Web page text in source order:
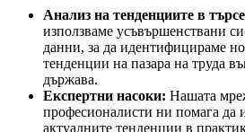
Анализ на тенденциите в
използваме усъвършенствани
данни, за да идентифицираме
тенденции на пазара на труда
държава.
Експертни насоки: Нашата
професионалисти ни помага да
актуалните тенденции в